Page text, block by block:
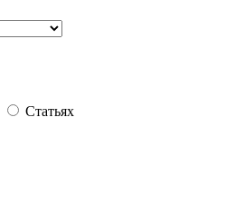
Статьях